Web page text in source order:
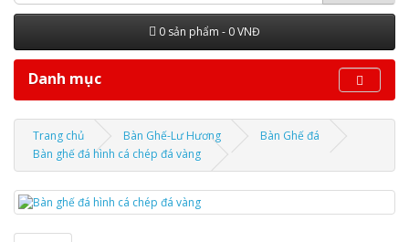
0 sản phẩm - 0 VNĐ
Danh mục
Trang chủ Bàn Ghế-Lư Hương
Bàn Ghế đá
Bàn ghế đá hình cá chép đá vàng